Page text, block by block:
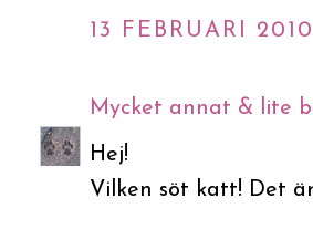
13 FEBRUARI
Mycket annat & lite
Hej!
Vilken söt katt! Det